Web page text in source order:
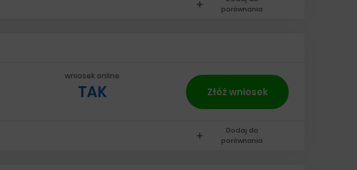
add
porównania
wniosek online
TAK Złóż wniosek
add
Dodaj do
porównania